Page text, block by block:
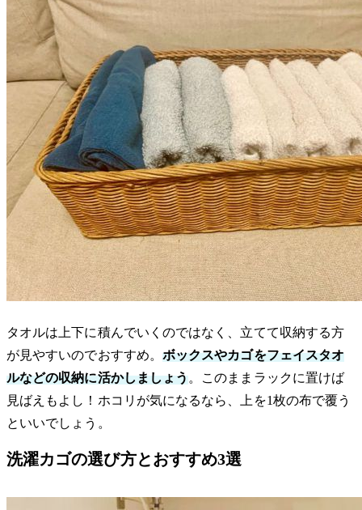
タオルは上下に積んでいくのではなく、立てて収納する方
が見やすいのでおすすめ。 ボックスやカゴをフェイスタオ
ルなどの収納に活かしましょう。このままラックに置けば
見ばえもよし！ホコリが気になるなら、上を1枚の布で覆う
といいでしょう。
洗濯カゴの選び方とおすすめ3選